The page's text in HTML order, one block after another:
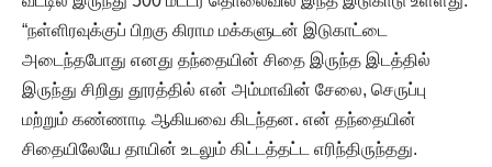
“நள்ளிரவுக்குப் பிறகு கிராம மக்களுடன் இடுகாட்டை
அடைந்தபோது எனது தந்தையின் சிதை இருந்த இடத்தில்
இருந்து சிறிது தூரத்தில் என் அம்மாவின் சேலை, செருப்பு
மற்றும் கண்ணாடி ஆகியவை கிடந்தன. என் தந்தையின்
சிதையிலேயே தாயின் உடலும் கிட்டத்தட்ட எரிந்திருந்தது.